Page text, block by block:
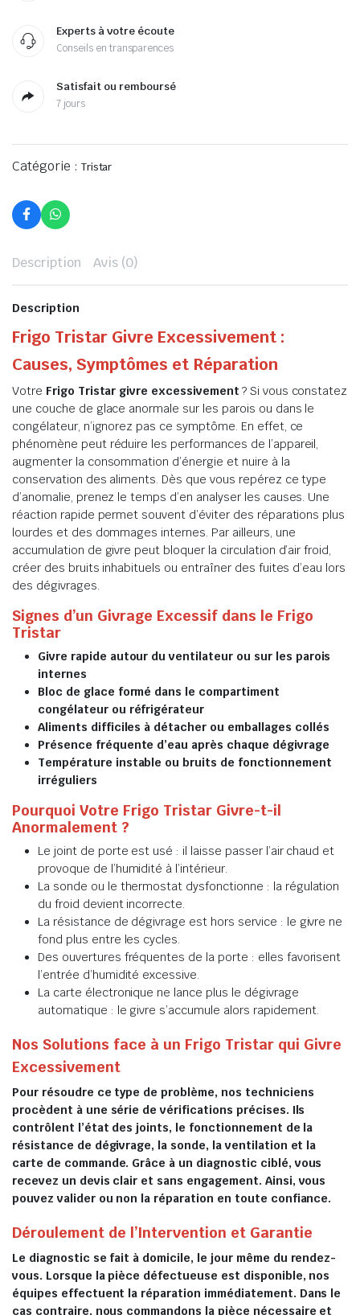
Experts à votre écoute
Conseils en transparences
Satisfait ou remboursé
7 jours
Catégorie : Tristar
Description Avis (0)
Description
Frigo Tristar Givre Excessivement :
Causes, Symptômes et Réparation
Votre Frigo Tristar givre excessivement ? Si vous constatez
une couche de glace anormale sur les parois ou dans le
congélateur, n’ignorez pas ce symptôme. En effet, ce
phénomène peut réduire les performances de l’appareil,
augmenter la consommation d’énergie et nuire à la
conservation des aliments. Dès que vous repérez ce type
d’anomalie, prenez le temps d’en analyser les causes. Une
réaction rapide permet souvent d’éviter des réparations plus
lourdes et des dommages internes. Par ailleurs, une
accumulation de givre peut bloquer la circulation d’air froid,
créer des bruits inhabituels ou entraîner des fuites d’eau lors
des dégivrages.
Signes d’un Givrage Excessif dans le Frigo
Tristar
Givre rapide autour du ventilateur ou sur les parois
internes
Bloc de glace formé dans le compartiment
congélateur ou réfrigérateur
Aliments difficiles à détacher ou emballages collés
Présence fréquente d’eau après chaque dégivrage
Température instable ou bruits de fonctionnement
irréguliers
Pourquoi Votre Frigo Tristar Givre-t-il
Anormalement ?
Le joint de porte est usé : il laisse passer l’air chaud et
provoque de l’humidité à l’intérieur.
La sonde ou le thermostat dysfonctionne : la régulation
du froid devient incorrecte.
La résistance de dégivrage est hors service : le givre ne
fond plus entre les cycles.
Des ouvertures fréquentes de la porte : elles favorisent
l’entrée d’humidité excessive.
La carte électronique ne lance plus le dégivrage
automatique : le givre s’accumule alors rapidement.
Nos Solutions face à un Frigo Tristar qui Givre
Excessivement
Pour résoudre ce type de problème, nos techniciens
procèdent à une série de vérifications précises. Ils
contrôlent l’état des joints, le fonctionnement de la
résistance de dégivrage, la sonde, la ventilation et la
carte de commande. Grâce à un diagnostic ciblé, vous
recevez un devis clair et sans engagement. Ainsi, vous
pouvez valider ou non la réparation en toute confiance.
Déroulement de l’Intervention et Garantie
Le diagnostic se fait à domicile, le jour même du rendez-
vous. Lorsque la pièce défectueuse est disponible, nos
équipes effectuent la réparation immédiatement. Dans le
cas contraire, nous commandons la pièce nécessaire et